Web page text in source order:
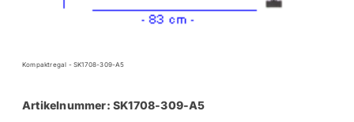
Kompaktregal - SK1708-309-A5
Artikelnummer: SK1708-309-A5